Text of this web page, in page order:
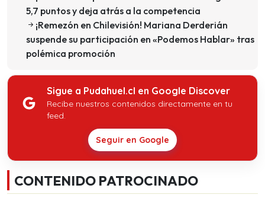
5,7 puntos y deja atrás a la competencia
¡Remezón en Chilevisión! Mariana Derderián
suspende su participación en «Podemos Hablar» tras
polémica promoción
Sigue a Pudahuel.cl en Google Discover
Recibe nuestros contenidos directamente en tu
feed.
Seguir en Google
CONTENIDO PATROCINADO